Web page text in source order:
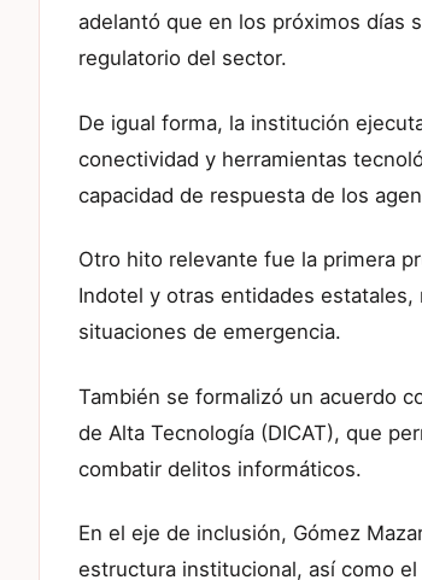
adelantó que en los próximos días
regulatorio del sector.
De igual forma, la institución
conectividad y herramientas
capacidad de respuesta de los
Otro hito relevante fue la primera
Indotel y otras entidades
situaciones de emergencia.
También se formalizó un acuerdo
de Alta Tecnología (DICAT), que
combatir delitos informáticos.
En el eje de inclusión, Gómez
estructura institucional, así como